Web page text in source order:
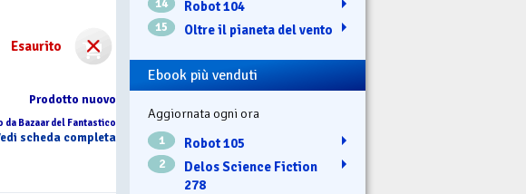
Esaurito
Prodotto nuovo
da Bazaar del Fantastico
scheda completa
14 Robot 104
15 Oltre il pianeta del vento
Ebook più venduti
Aggiornata ogni ora
1 Robot 105
2
Delos Science Fiction
278